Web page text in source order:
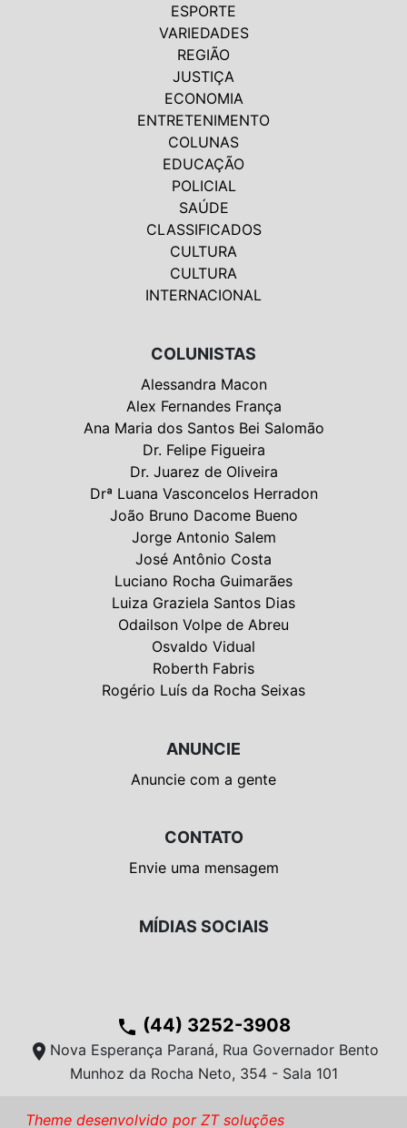
ESPORTE
VARIEDADES
REGIÃO
JUSTIÇA
ECONOMIA
ENTRETENIMENTO
COLUNAS
EDUCAÇÃO
POLICIAL
SAÚDE
CLASSIFICADOS
CULTURA
CULTURA
INTERNACIONAL
COLUNISTAS
Alessandra Macon
Alex Fernandes França
Ana Maria dos Santos Bei Salomão
Dr. Felipe Figueira
Dr. Juarez de Oliveira
Drª Luana Vasconcelos Herradon
João Bruno Dacome Bueno
Jorge Antonio Salem
José Antônio Costa
Luciano Rocha Guimarães
Luiza Graziela Santos Dias
Odailson Volpe de Abreu
Osvaldo Vidual
Roberth Fabris
Rogério Luís da Rocha Seixas
ANUNCIE
Anuncie com a gente
CONTATO
Envie uma mensagem
MÍDIAS SOCIAIS
phone (44) 3252-3908
location_on Nova Esperança Paraná, Rua Governador Bento
Munhoz da Rocha Neto, 354 - Sala 101
Theme desenvolvido por ZT soluções